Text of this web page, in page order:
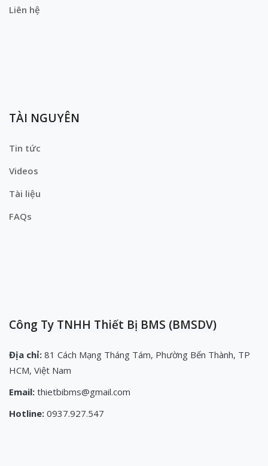
Liên hệ
TÀI NGUYÊN
Tin tức
Videos
Tài liệu
FAQs
Công Ty TNHH Thiết Bị BMS (BMSDV)
Địa chỉ: 81 Cách Mạng Tháng Tám, Phường Bến Thành, TP
HCM, Việt Nam
Email: thietbibms@gmail.com
Hotline: 0937.927.547